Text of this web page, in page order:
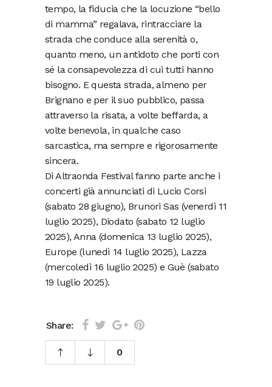
tempo, la fiducia che la locuzione “bello
di mamma” regalava, rintracciare la
strada che conduce alla serenità o,
quanto meno, un antidoto che porti con
sé la consapevolezza di cui tutti hanno
bisogno. E questa strada, almeno per
Brignano e per il suo pubblico, passa
attraverso la risata, a volte beffarda, a
volte benevola, in qualche caso
sarcastica, ma sempre e rigorosamente
sincera.
Di Altraonda Festival fanno parte anche i
concerti già annunciati di Lucio Corsi
(sabato 28 giugno), Brunori Sas (venerdì 11
luglio 2025), Diodato (sabato 12 luglio
2025), Anna (domenica 13 luglio 2025),
Europe (lunedì 14 luglio 2025), Lazza
(mercoledì 16 luglio 2025) e Guè (sabato
19 luglio 2025).
Share:
0